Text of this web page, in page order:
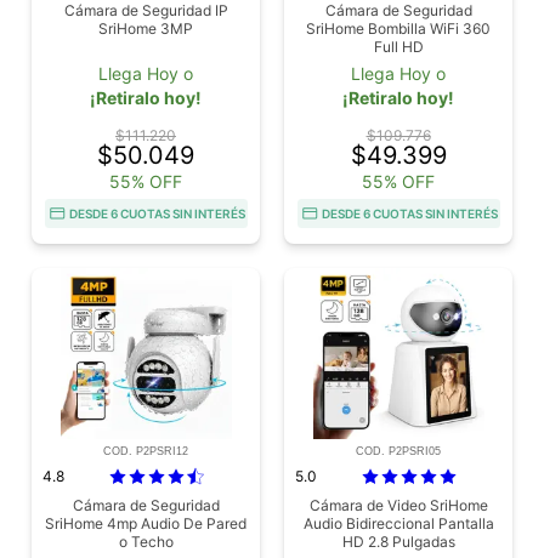
Cámara de Seguridad IP
SriHome 3MP
Llega Hoy o
¡Retiralo hoy!
$111.220
$50.049
55% OFF
DESDE 6 CUOTAS SIN INTERÉS
Cámara de Seguridad
SriHome Bombilla WiFi 360
Full HD
Llega Hoy o
¡Retiralo hoy!
$109.776
$49.399
55% OFF
DESDE 6 CUOTAS SIN INTERÉS
COD. P2PSRI12
4.8
Cámara de Seguridad
SriHome 4mp Audio De Pared
o Techo
COD. P2PSRI05
5.0
Cámara de Video SriHome
Audio Bidireccional Pantalla
HD 2.8 Pulgadas